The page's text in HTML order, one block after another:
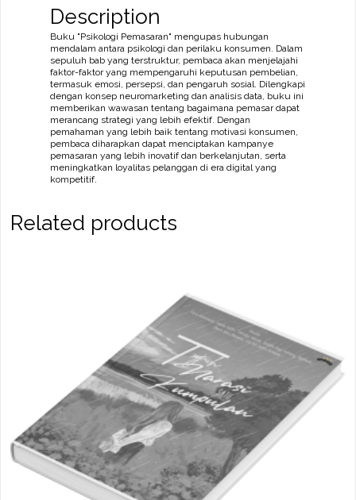
Description
Buku "Psikologi Pemasaran" mengupas hubungan
mendalam antara psikologi dan perilaku konsumen. Dalam
sepuluh bab yang terstruktur, pembaca akan menjelajahi
faktor-faktor yang mempengaruhi keputusan pembelian,
termasuk emosi, persepsi, dan pengaruh sosial. Dilengkapi
dengan konsep neuromarketing dan analisis data, buku ini
memberikan wawasan tentang bagaimana pemasar dapat
merancang strategi yang lebih efektif. Dengan
pemahaman yang lebih baik tentang motivasi konsumen,
pembaca diharapkan dapat menciptakan kampanye
pemasaran yang lebih inovatif dan berkelanjutan, serta
meningkatkan loyalitas pelanggan di era digital yang
kompetitif.
Related products